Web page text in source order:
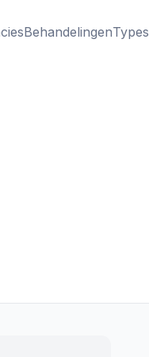
BehandelingenTypes